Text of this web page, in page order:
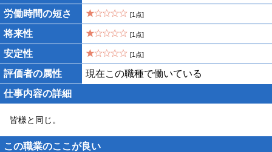
労働時間の短さ [1点]
将来性 [1点]
安定性 [1点]
評価者の属性
現在この職種で働いている
仕事内容の詳細
皆様と同じ。
この職業のここが良い